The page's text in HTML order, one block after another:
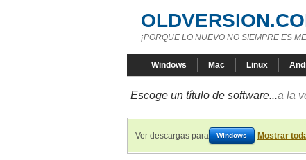
¡PORQUE LO NUEVO NO SIEMPRE ES
Windows Mac Linux
Escoge un título de software...a la
Ver descargas para Windows Mostrar